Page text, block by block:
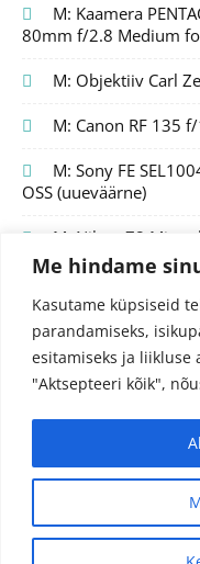
Me hindame
Kasutame küpsiseid
parandamiseks,
esitamiseks ja liikluse
"Aktsepteeri kõik",
M: Kaamera
80mm f/2.8 Medium
M: Objektiiv Carl
M: Canon RF 135
M: Sony FE
OSS (uueväärne)
M: Nikon Z8
©